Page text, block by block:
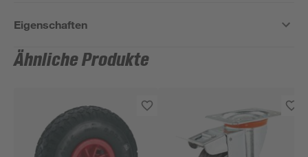
Eigenschaften
Ähnliche Produkte